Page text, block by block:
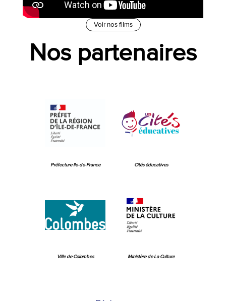
Voir nos films
Nos partenaires
Préfecture Ile-de-France Cités éducatives
Ville de Colombes Ministère de La Culture